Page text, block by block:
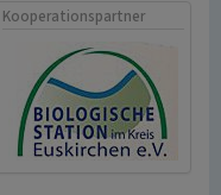
Kooperationspartner